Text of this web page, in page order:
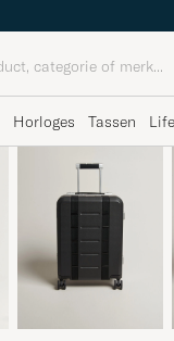
Horloges Tassen